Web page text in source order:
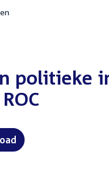
politieke